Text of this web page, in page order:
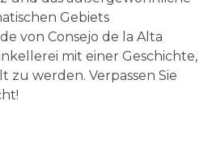
Gebiets
von Consejo de la Alta
mit einer Geschichte,
zu werden. Verpassen Sie